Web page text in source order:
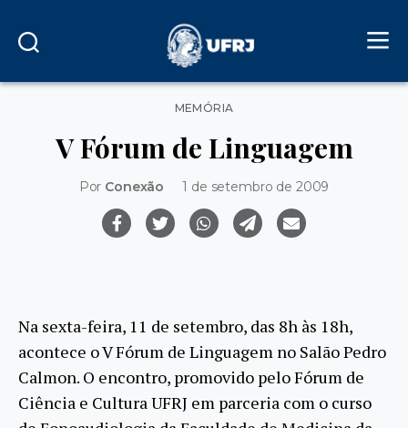
Categorias
MEMÓRIA
V Fórum de Linguagem
Por Conexão 1 de setembro de 2009
Na sexta-feira, 11 de setembro, das 8h às 18h,
acontece o V Fórum de Linguagem no Salão Pedro
Calmon. O encontro, promovido pelo Fórum de
Ciência e Cultura UFRJ em parceria com o curso